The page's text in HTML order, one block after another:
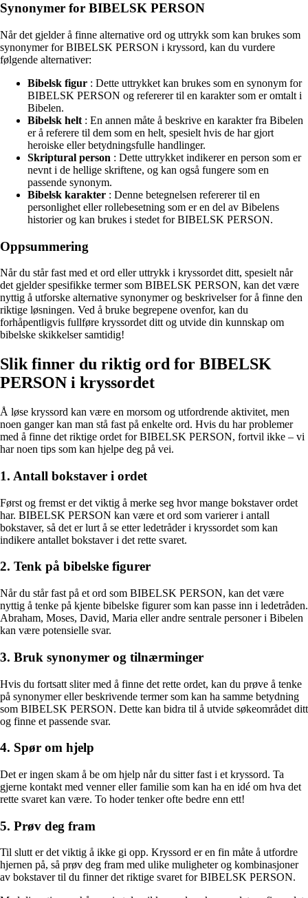
Synonymer for BIBELSK PERSON
Når det gjelder å finne alternative ord og uttrykk som kan brukes som
synonymer for BIBELSK PERSON i kryssord, kan du vurdere
følgende alternativer:
Bibelsk figur : Dette uttrykket kan brukes som en synonym for
BIBELSK PERSON og refererer til en karakter som er omtalt i
Bibelen.
Bibelsk helt : En annen måte å beskrive en karakter fra Bibelen
er å referere til dem som en helt, spesielt hvis de har gjort
heroiske eller betydningsfulle handlinger.
Skriptural person : Dette uttrykket indikerer en person som er
nevnt i de hellige skriftene, og kan også fungere som en
passende synonym.
Bibelsk karakter : Denne betegnelsen refererer til en
personlighet eller rollebesetning som er en del av Bibelens
historier og kan brukes i stedet for BIBELSK PERSON.
Oppsummering
Når du står fast med et ord eller uttrykk i kryssordet ditt, spesielt når
det gjelder spesifikke termer som BIBELSK PERSON, kan det være
nyttig å utforske alternative synonymer og beskrivelser for å finne den
riktige løsningen. Ved å bruke begrepene ovenfor, kan du
forhåpentligvis fullføre kryssordet ditt og utvide din kunnskap om
bibelske skikkelser samtidig!
Slik finner du riktig ord for BIBELSK
PERSON i kryssordet
Å løse kryssord kan være en morsom og utfordrende aktivitet, men
noen ganger kan man stå fast på enkelte ord. Hvis du har problemer
med å finne det riktige ordet for BIBELSK PERSON, fortvil ikke – vi
har noen tips som kan hjelpe deg på vei.
1. Antall bokstaver i ordet
Først og fremst er det viktig å merke seg hvor mange bokstaver ordet
har. BIBELSK PERSON kan være et ord som varierer i antall
bokstaver, så det er lurt å se etter ledetråder i kryssordet som kan
indikere antallet bokstaver i det rette svaret.
2. Tenk på bibelske figurer
Når du står fast på et ord som BIBELSK PERSON, kan det være
nyttig å tenke på kjente bibelske figurer som kan passe inn i ledetråden.
Abraham, Moses, David, Maria eller andre sentrale personer i Bibelen
kan være potensielle svar.
3. Bruk synonymer og tilnærminger
Hvis du fortsatt sliter med å finne det rette ordet, kan du prøve å tenke
på synonymer eller beskrivende termer som kan ha samme betydning
som BIBELSK PERSON. Dette kan bidra til å utvide søkeområdet ditt
og finne et passende svar.
4. Spør om hjelp
Det er ingen skam å be om hjelp når du sitter fast i et kryssord. Ta
gjerne kontakt med venner eller familie som kan ha en idé om hva det
rette svaret kan være. To hoder tenker ofte bedre enn ett!
5. Prøv deg fram
Til slutt er det viktig å ikke gi opp. Kryssord er en fin måte å utfordre
hjernen på, så prøv deg fram med ulike muligheter og kombinasjoner
av bokstaver til du finner det riktige svaret for BIBELSK PERSON.